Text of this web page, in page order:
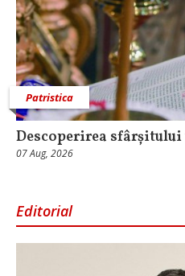
Patristica
Descoperirea
07 Aug, 2026
Editorial